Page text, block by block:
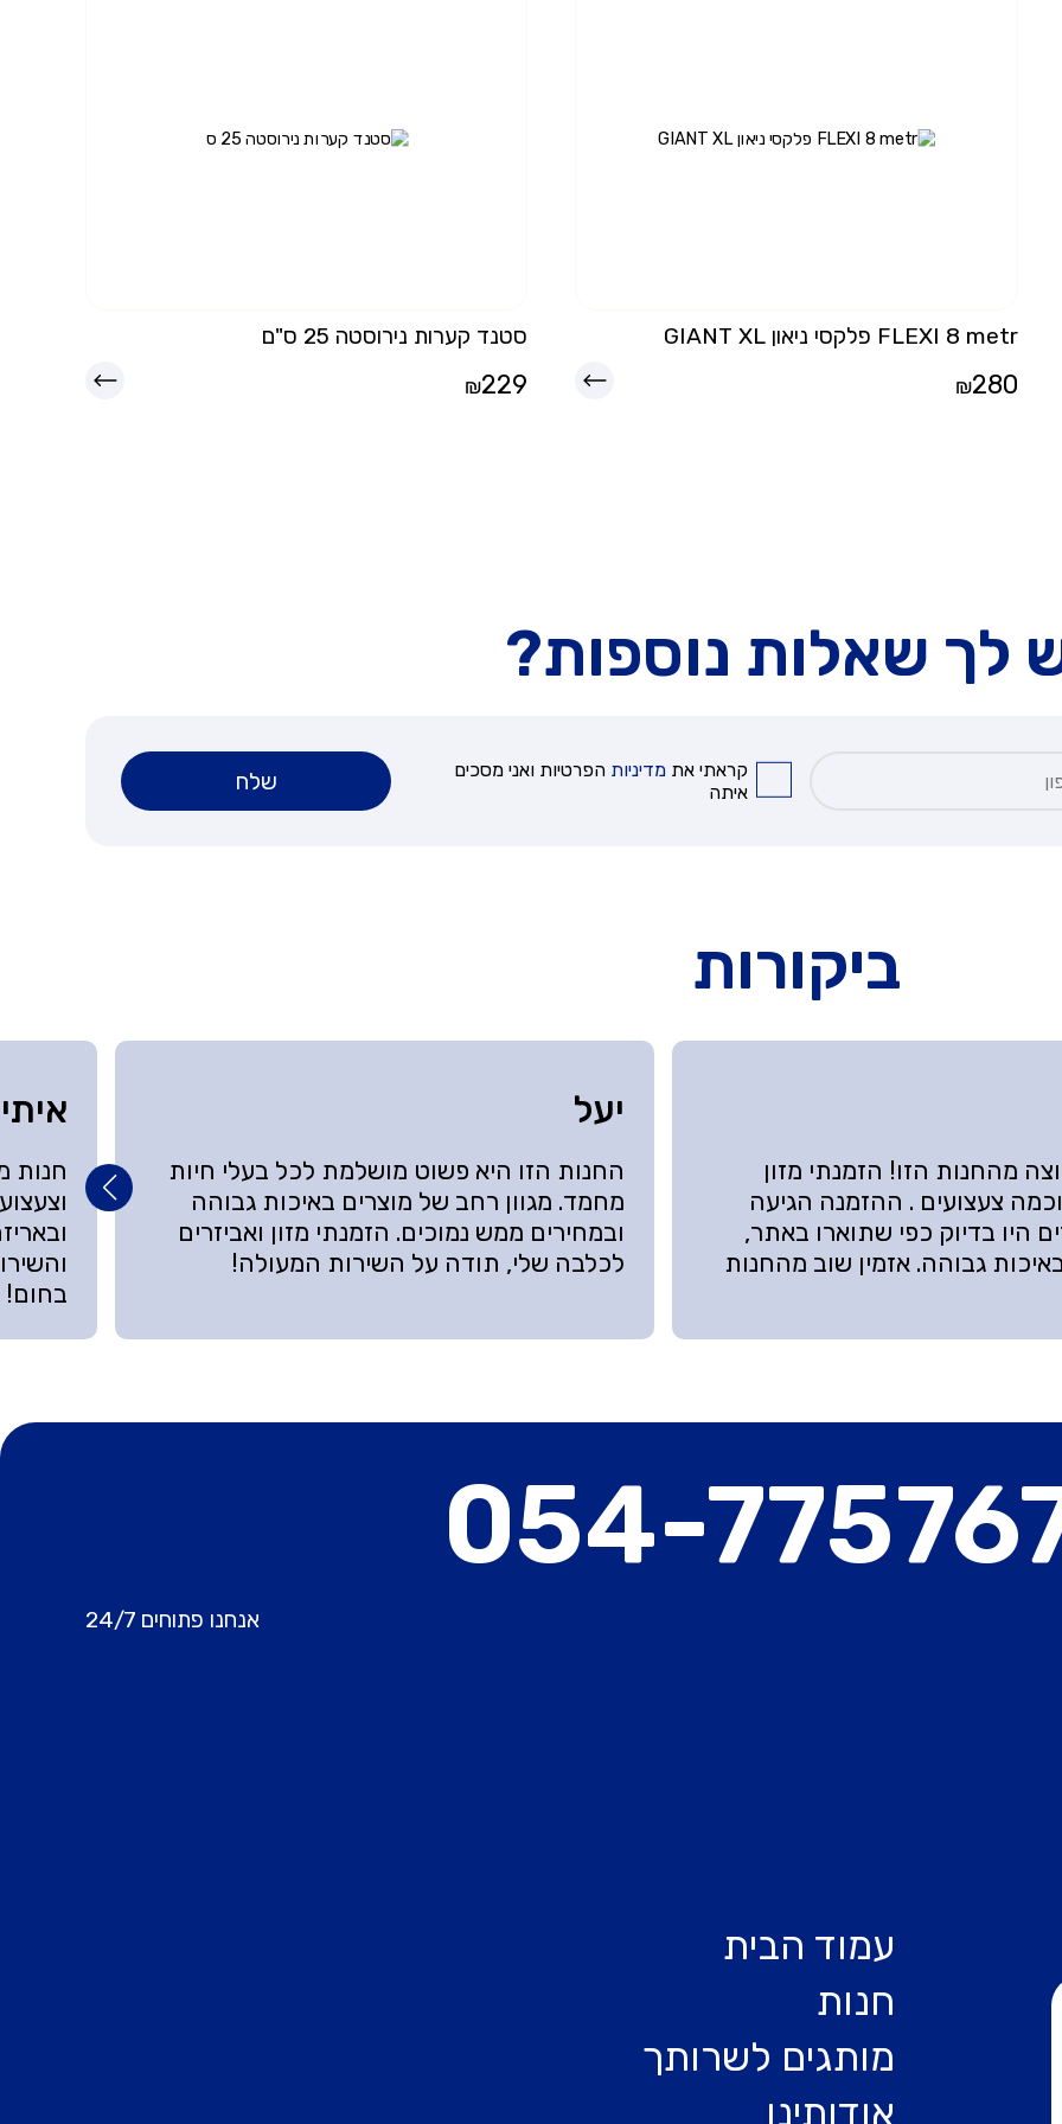
FLEXI 8 metr פלקסי ניאון GIANT XL
280
₪
סטנד קערות נירוסטה 25 ס"ם
229
₪
לך שאלות נוספות?
קראתי אתמדיניות הפרטיות ואני מסכים
איתה
שלח
ביקורות
מהחנות הזו! הזמנתי מזון
צעצועים . ההזמנה הגיעה
היו בדיוק כפי שתוארו באתר,
גבוהה. אזמין שוב מהחנות
יעל
החנות הזו היא פשוט מושלמת לכל בעלי חיות
מחמד. מגוון רחב של מוצרים באיכות גבוהה
ובמחירים ממש נמוכים. הזמנתי מזון ואביזרים
לכלבה שלי, תודה על השירות המעולה!
איתי
חנות
בחום!
054-
אנחנו פתוחים 24/7
עמוד הבית
חנות
מותגים לשרותך
אודותינו